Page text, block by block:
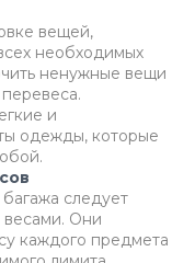
вещей,
необходимых
ненужные вещи
и
одежды, которые
следует
весами. Они
каждого предмета